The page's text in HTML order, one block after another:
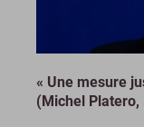
« Une mesure
(Michel Platero,